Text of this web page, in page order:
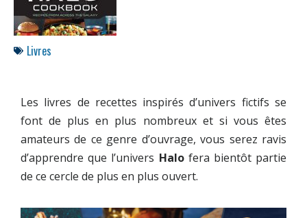
Livres
Les livres de recettes inspirés d’univers fictifs se
font de plus en plus nombreux et si vous êtes
amateurs de ce genre d’ouvrage, vous serez ravis
d’apprendre que l’univers Halofera bientôt partie
de ce cercle de plus en plus ouvert.